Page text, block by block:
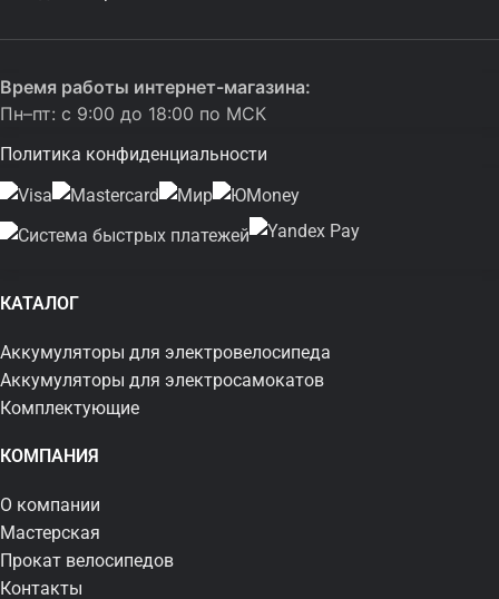
Время работы интернет-магазина:
Пн–пт: с 9:00 до 18:00 по МСК
Политика конфиденциальности
КАТАЛОГ
Аккумуляторы для электровелосипеда
Аккумуляторы для электросамокатов
Комплектующие
КОМПАНИЯ
О компании
Мастерская
Прокат велосипедов
Контакты